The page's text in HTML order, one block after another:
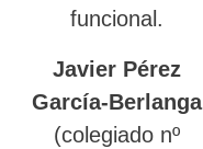
funcional.
Javier Pérez
García-Berlanga
(colegiado nº